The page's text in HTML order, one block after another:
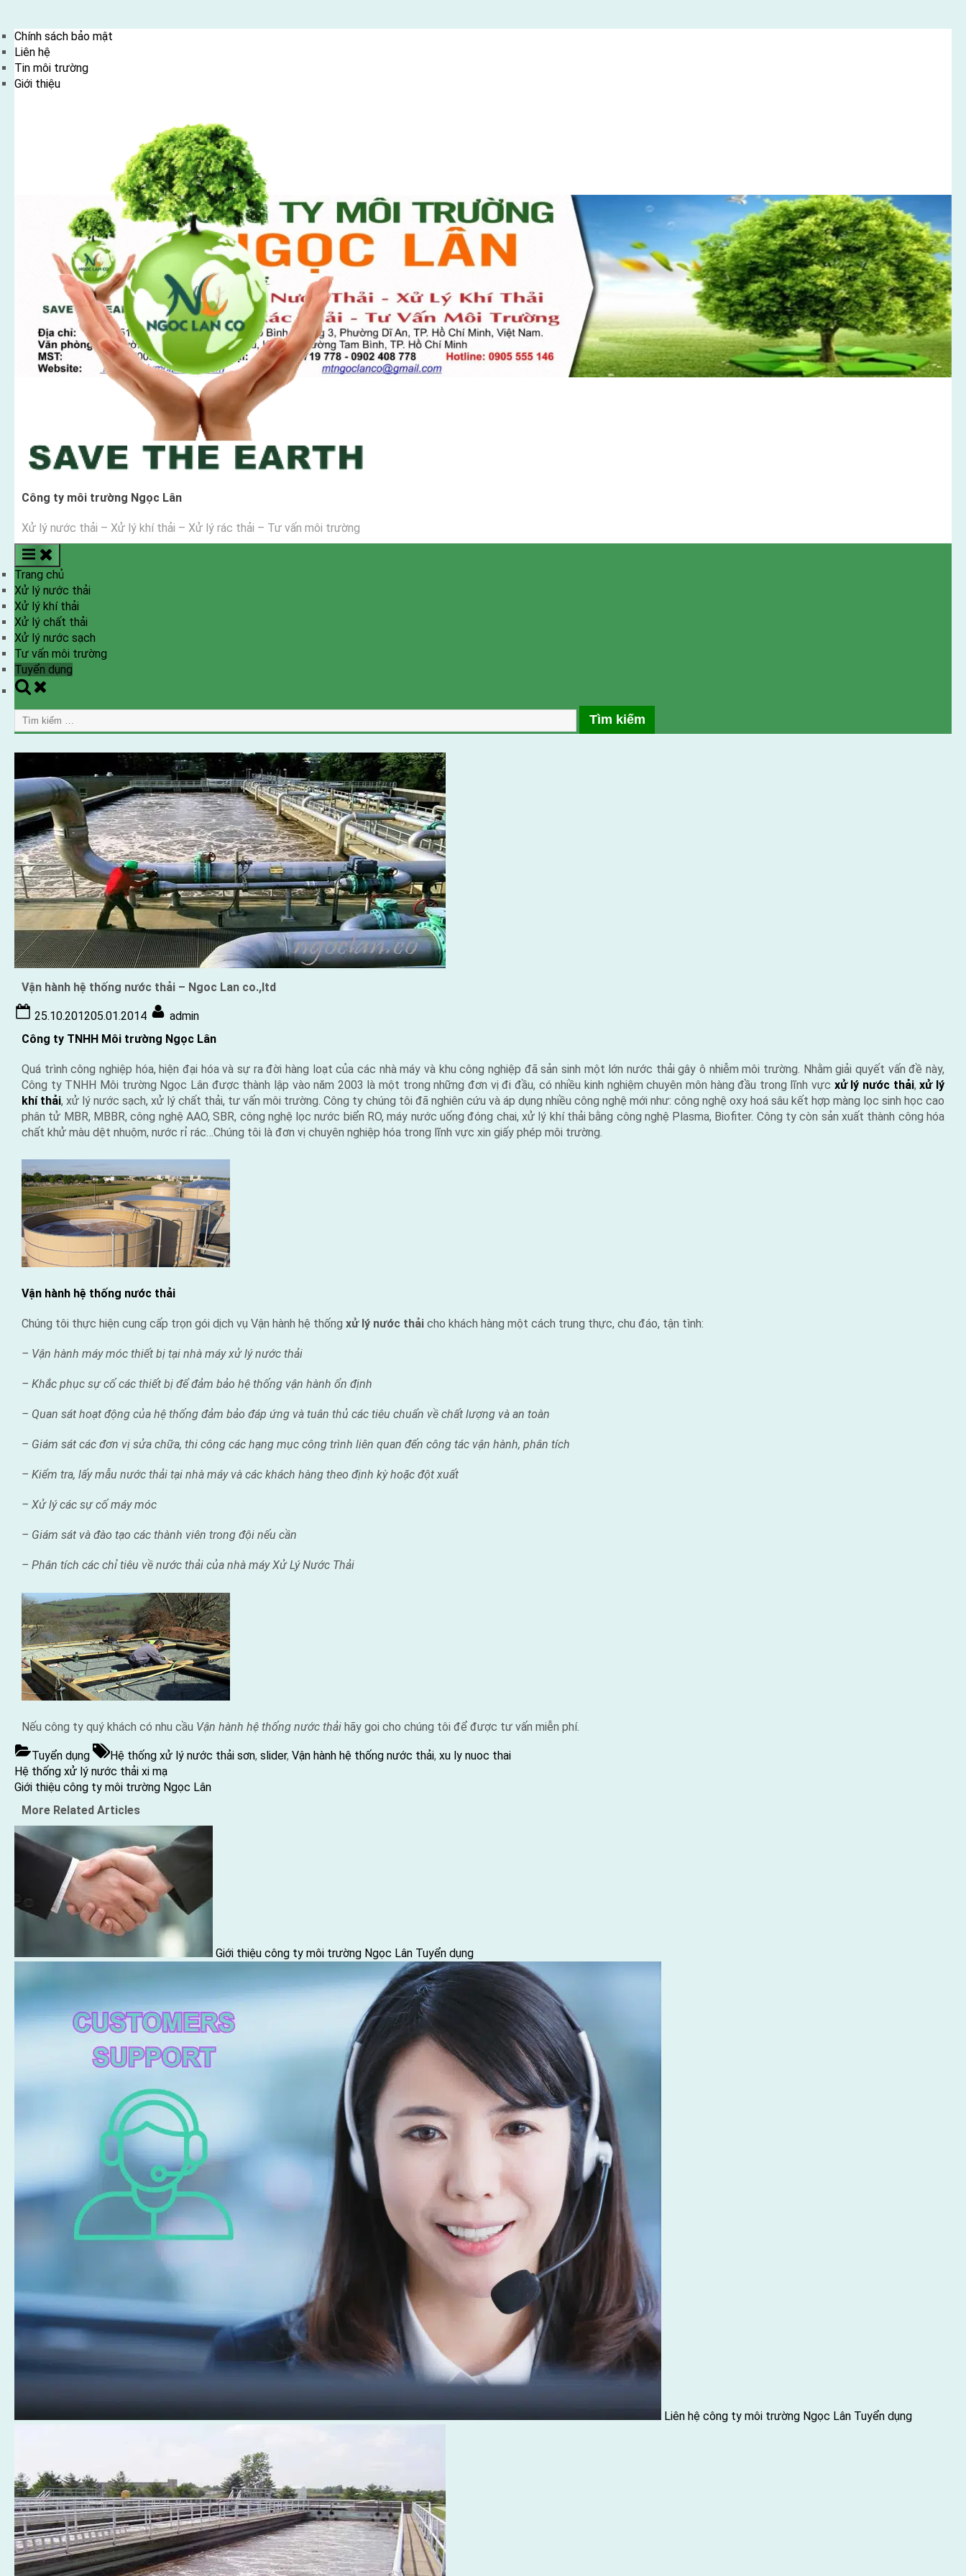
Skip
to
content
Chính sách bảo mật
Liên hệ
Tin môi trường
Giới thiệu
Công ty môi trường Ngọc Lân
Xử lý nước thải – Xử lý khí thải – Xử lý rác thải – Tư vấn môi trường
Trang chủ
Xử lý nước thải
Xử lý khí thải
Xử lý chất thải
Xử lý nước sạch
Tư vấn môi trường
Tuyển dụng
Toggle
form
Tìm
kiếm
cho:
Vận hành hệ thống nước thải – Ngoc Lan co.,ltd
Posted
25.10.201205.01.2014 By
admin
Công ty TNHH Môi trường Ngọc Lân
Quá trình công nghiệp hóa, hiện đại hóa và sự ra đời hàng loạt của các nhà máy và khu công nghiệp đã sản sinh một lớn nước thải gây ô nhiễm môi trường. Nhằm giải quyết vấn đề này,
Công ty TNHH Môi trường Ngọc Lân được thành lập vào năm 2003 là một trong những đơn vị đi đầu, có nhiều kinh nghiệm chuyên môn hàng đầu trong lĩnh vực xử lý nước thải,xử lý
khí thải, xử lý nước sạch, xử lý chất thải, tư vấn môi trường. Công ty chúng tôi đã nghiên cứu và áp dụng nhiều công nghệ mới như: công nghệ oxy hoá sâu kết hợp màng lọc sinh học cao
phân tử MBR, MBBR, công nghệ AAO, SBR, công nghệ lọc nước biển RO, máy nước uống đóng chai, xử lý khí thải bằng công nghệ Plasma, Biofiter. Công ty còn sản xuất thành công hóa
chất khử màu dệt nhuộm, nước rỉ rác…Chúng tôi là đơn vị chuyên nghiệp hóa trong lĩnh vực xin giấy phép môi trường.
Vận hành hệ thống nước thải
Chúng tôi thực hiện cung cấp trọn gói dịch vụ Vận hành hệ thống xử lý nước thải cho khách hàng một cách trung thực, chu đáo, tận tình:
– Vận hành máy móc thiết bị tại nhà máy xử lý nước thải
– Khắc phục sự cố các thiết bị để đảm bảo hệ thống vận hành ổn định
– Quan sát hoạt động của hệ thống đảm bảo đáp ứng và tuân thủ các tiêu chuẩn về chất lượng và an toàn
– Giám sát các đơn vị sửa chữa, thi công các hạng mục công trình liên quan đến công tác vận hành, phân tích
– Kiểm tra, lấy mẫu nước thải tại nhà máy và các khách hàng theo định kỳ hoặc đột xuất
– Xử lý các sự cố máy móc
– Giám sát và đào tạo các thành viên trong đội nếu cần
– Phân tích các chỉ tiêu về nước thải của nhà máy Xử Lý Nước Thải
Nếu công ty quý khách có nhu cầu Vận hành hệ thống nước thải hãy goi cho chúng tôi để được tư vấn miễn phí.
Tuyển dụng Tags:
Hệ thống xử lý nước thải sơn, slider, Vận hành hệ thống nước thải, xu ly nuoc thai
Điều
hướng
viết
Previous
Post:
Hệ thống xử lý nước thải xi mạ
Next
Giới thiệu công ty môi trường Ngọc Lân
More Related Articles
Giới thiệu công ty môi trường Ngọc Lân Tuyển dụng
Liên hệ công ty môi trường Ngọc Lân Tuyển dụng